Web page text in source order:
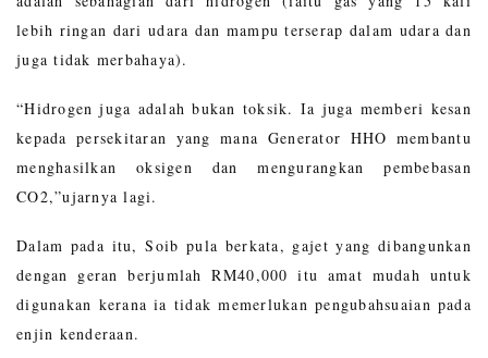
lebih ringan dari udara dan mampu terserap dalam udara dan
juga tidak merbahaya).
“Hidrogen juga adalah bukan toksik. Ia juga memberi kesan
kepada persekitaran yang mana Generator HHO membantu
menghasilkan oksigen dan mengurangkan pembebasan
CO2,”ujarnya lagi.
Dalam pada itu, Soib pula berkata, gajet yang dibangunkan
dengan geran berjumlah RM40,000 itu amat mudah untuk
digunakan kerana ia tidak memerlukan pengubahsuaian pada
enjin kenderaan.